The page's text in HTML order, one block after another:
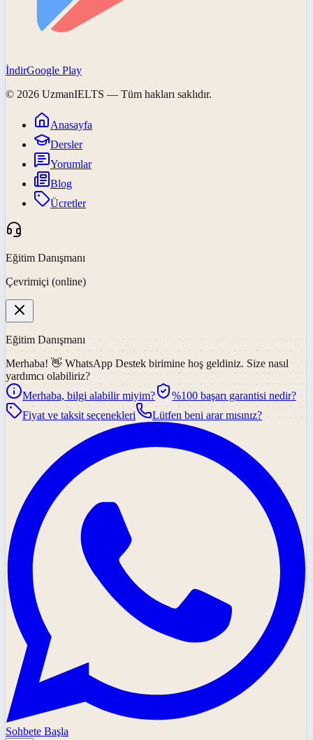
İndirGoogle Play
© 2026 UzmanIELTS — Tüm hakları saklıdır.
Anasayfa
Dersler
Yorumlar
Blog
Ücretler
Eğitim Danışmanı
Çevrimiçi (online)
Eğitim Danışmanı
Merhaba! 👋 WhatsApp Destek birimine hoş geldiniz. Size nasıl
yardımcı olabiliriz?
Merhaba, bilgi alabilir miyim?
%100 başarı garantisi nedir?
Fiyat ve taksit seçenekleri
Lütfen beni arar mısınız?
Sohbete Başla